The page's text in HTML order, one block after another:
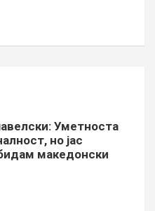
Уметноста
но јас
македонски